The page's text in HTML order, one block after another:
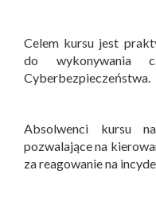
Celem kursu jest
do wykonywania
Cyberbezpieczeństwa.
Absolwenci kursu
pozwalające na
za reagowanie na